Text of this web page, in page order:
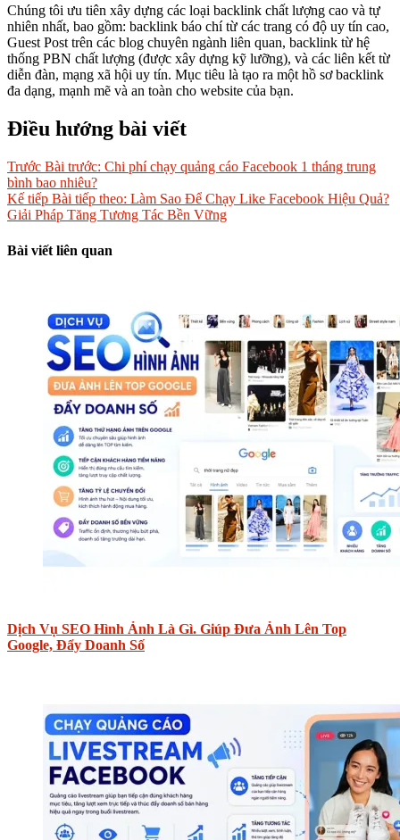
Chúng tôi ưu tiên xây dựng các loại backlink chất lượng cao và tự
nhiên nhất, bao gồm: backlink báo chí từ các trang có độ uy tín cao,
Guest Post trên các blog chuyên ngành liên quan, backlink từ hệ
thống PBN chất lượng (được xây dựng kỹ lưỡng), và các liên kết từ
diễn đàn, mạng xã hội uy tín. Mục tiêu là tạo ra một hồ sơ backlink
đa dạng, mạnh mẽ và an toàn cho website của bạn.
Điều hướng bài viết
Trước Bài trước: Chi phí chạy quảng cáo Facebook 1 tháng trung
bình bao nhiêu?
Kế tiếp Bài tiếp theo: Làm Sao Để Chạy Like Facebook Hiệu Quả?
Giải Pháp Tăng Tương Tác Bền Vững
Bài viết liên quan
Dịch Vụ SEO Hình Ảnh Là Gì. Giúp Đưa Ảnh Lên Top
Google, Đẩy Doanh Số